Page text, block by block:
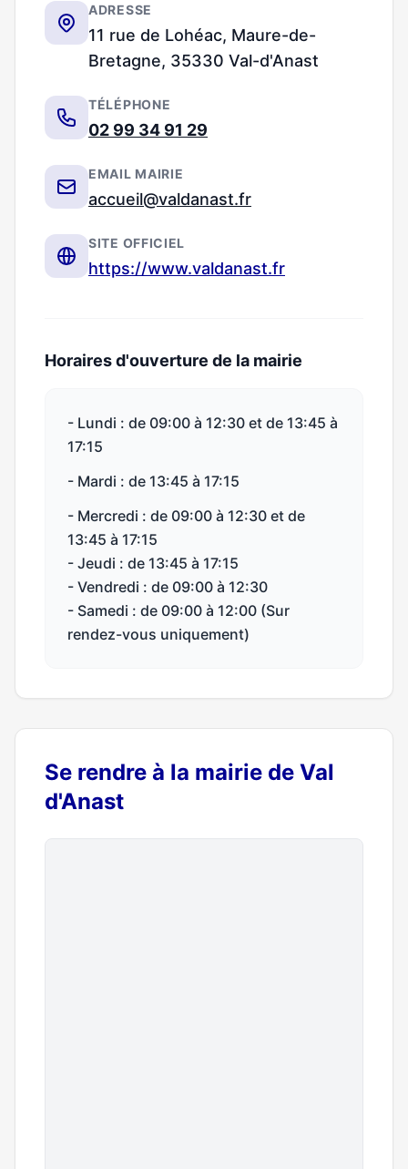
ADRESSE
11 rue de Lohéac, Maure-de-
Bretagne, 35330 Val-d'Anast
TÉLÉPHONE
02 99 34 91 29
EMAIL MAIRIE
accueil@valdanast.fr
SITE OFFICIEL
https://www.valdanast.fr
Horaires d'ouverture de la mairie
- Lundi : de 09:00 à 12:30 et de 13:45 à
17:15
- Mardi : de 13:45 à 17:15
- Mercredi : de 09:00 à 12:30 et de
13:45 à 17:15
- Jeudi : de 13:45 à 17:15
- Vendredi : de 09:00 à 12:30
- Samedi : de 09:00 à 12:00 (Sur
rendez-vous uniquement)
Se rendre à la mairie de Val
d'Anast